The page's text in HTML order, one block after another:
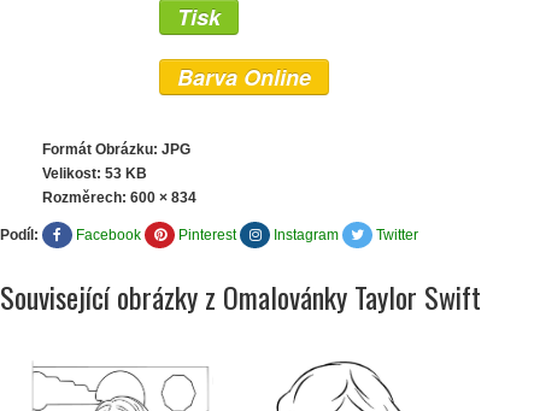
Tisk
Barva Online
Formát Obrázku: JPG
Velikost: 53 KB
Rozměrech: 600 × 834
Podíl: Facebook Pinterest Instagram Twitter
Související obrázky z Omalovánky Taylor Swift